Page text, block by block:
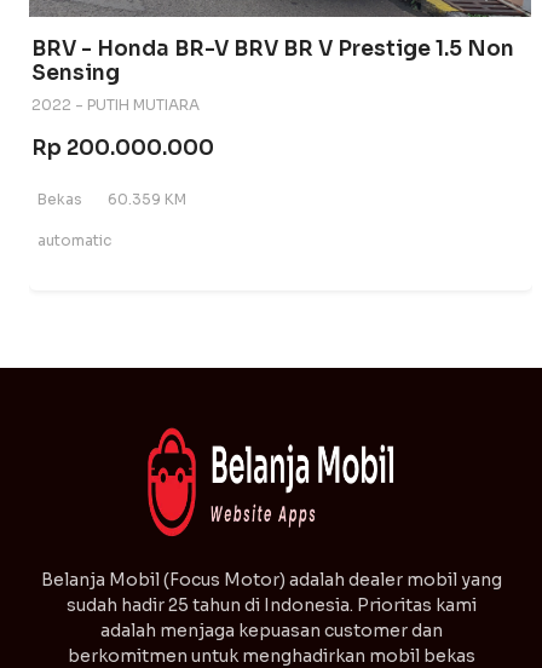
BRV - Honda BR-V BRV BR V Prestige 1.5 Non
Sensing
2022 - PUTIH MUTIARA
Rp 200.000.000
Bekas 60.359 KM
automatic
⁠Belanja Mobil (Focus Motor) adalah dealer mobil yang
sudah hadir 25 tahun di Indonesia. Prioritas kami
adalah menjaga kepuasan customer dan
berkomitmen untuk menghadirkan mobil bekas